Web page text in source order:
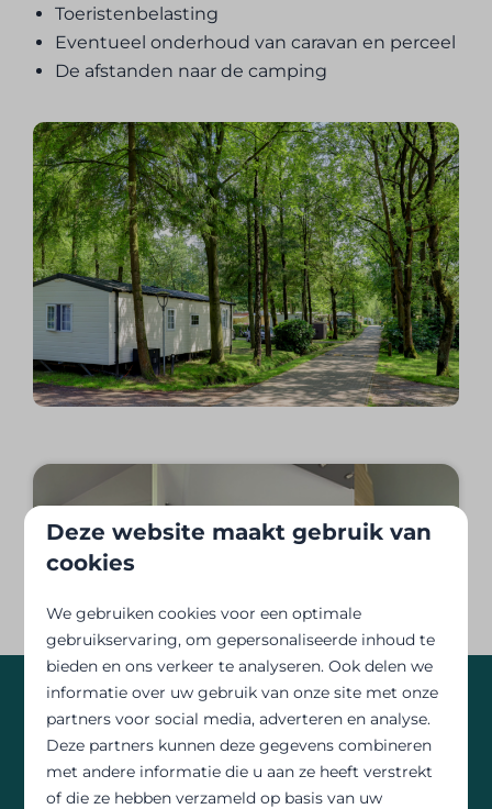
Toeristenbelasting
Eventueel onderhoud van caravan en perceel
De afstanden naar de camping
Nieuw te koop!
STACARAVAN OP CAMPING LA COLLINE
Deze website maakt gebruik van
cookies
We gebruiken cookies voor een optimale
gebruikservaring, om gepersonaliseerde inhoud te
bieden en ons verkeer te analyseren. Ook delen we
informatie over uw gebruik van onze site met onze
partners voor social media, adverteren en analyse.
Deze partners kunnen deze gegevens combineren
met andere informatie die u aan ze heeft verstrekt
of die ze hebben verzameld op basis van uw